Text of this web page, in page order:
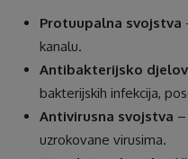
Protuupalna svojstva
kanalu.
Antibakterijsko
bakterijskih infekcija,
Antivirusna svojstva
uzrokovane virusima.